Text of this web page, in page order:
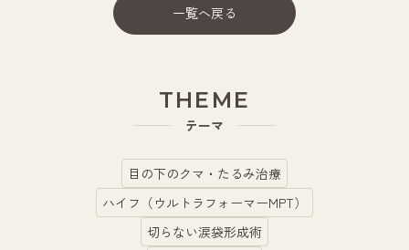
一覧へ戻る
THEME
テーマ
目の下のクマ・たるみ治療
ハイフ（ウルトラフォーマーMPT）
切らない涙袋形成術